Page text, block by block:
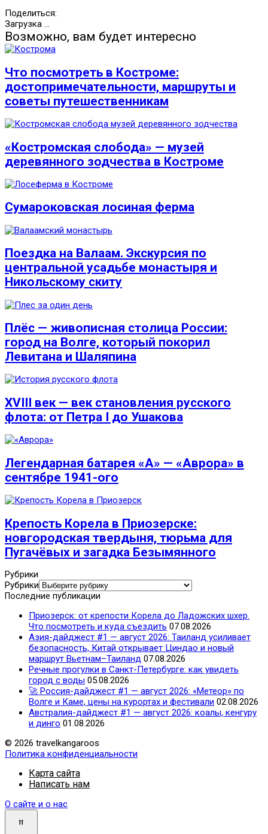
Поделиться:
Загрузка ...
Возможно, вам будет интересно
Что посмотреть в Костроме:
достопримечательности, маршруты и
советы путешественникам
«Костромская слобода» — музей
деревянного зодчества в Костроме
Сумароковская лосиная ферма
Поездка на Валаам. Экскурсия по
центральной усадьбе монастыря и
Никольскому скиту
Плёс — живописная столица России:
город на Волге, который покорил
Левитана и Шаляпина
XVIII век — век становления русского
флота: от Петра I до Ушакова
Легендарная батарея «А» — «Аврора» в
сентябре 1941-ого
Крепость Корела в Приозерске:
новгородская твердыня, тюрьма для
Пугачёвых и загадка Безымянного
Рубрики
Рубрики
Последние публикации
Приозерск: от крепости Корела до Ладожских шхер.
Что посмотреть и куда съездить 07.08.2026
Азия-дайджест #1 — август 2026: Таиланд усиливает
безопасность, Китай открывает Циндао и новый
маршрут Вьетнам–Таиланд 07.08.2026
Речные прогулки в Санкт-Петербурге: как увидеть
город с воды 05.08.2026
🚀 Россия-дайджест #1 — август 2026: «Метеор» по
Волге и Каме, цены на курортах и фестивали 02.08.2026
Австралия-дайджест #1 — август 2026: коалы, кенгуру
и динго 01.08.2026
© 2026 travelkangaroos
Политика конфиденциальности
Карта сайта
Написать нам
О сайте и о нас